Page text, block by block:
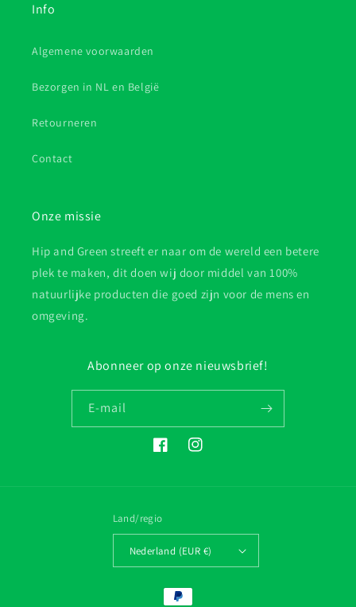
Info
Algemene voorwaarden
Bezorgen in NL en België
Retourneren
Contact
Onze missie
Hip and Green streeft er naar om de wereld een betere
plek te maken, dit doen wij door middel van 100%
natuurlijke producten die goed zijn voor de mens en
omgeving.
Abonneer op onze nieuwsbrief!
E‑mail
FacebookInstagram
Land/regio
Nederland (EUR €)
Betaalmethoden